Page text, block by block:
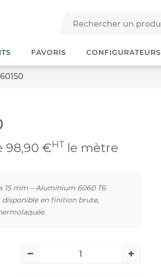
FAVORIS CONFIGURATEURS
98,90 €HT le mètre
15 mm – Aluminium 6060 T6
disponible en finition brute,